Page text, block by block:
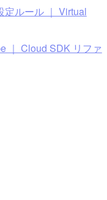
定ルール ｜ Virtual
｜ Cloud SDK リファ